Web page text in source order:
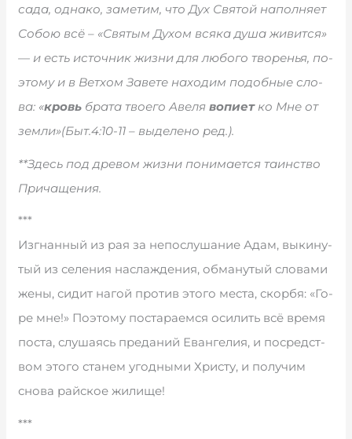
са­да, од­на­ко, за­ме­тим, что Дух Свя­той на­по­л­ня­ет
Со­бою всё – «Свя­тым Ду­хом вся­ка ду­ша жи­вит­ся»
— и есть ис­то­ч­ник жиз­ни для лю­бо­го тво­ре­нья, по­
э­то­му и в Вет­хом За­ве­те на­хо­дим по­доб­ные сло­
ва: «кровь бра­та тво­е­го Аве­ляво­пи­етко Мне от
зе­м­ли»(Быт.4:10-11 – вы­де­ле­но ред.).
**Здесь под дре­вом жиз­ни по­ни­ма­ет­ся та­ин­ст­во
При­ча­ще­ния.
***
Из­г­нан­ный из рая за не­по­слу­ша­ние Адам, вы­ки­ну­
тый из се­ле­ния на­сла­ж­де­ния, об­ма­ну­тый сло­ва­ми
же­ны, си­дит на­гой про­тив это­го ме­с­та, скор­бя: «Го­
ре мне!» По­э­то­му по­ста­ра­ем­ся оси­лить всё вре­мя
по­ста, слу­ша­ясь пре­да­ний Еван­ге­лия, и по­сред­ст­
вом это­го ста­нем угод­ны­ми Хри­сту, и по­лу­чим
сно­ва рай­ское жи­ли­ще!
***